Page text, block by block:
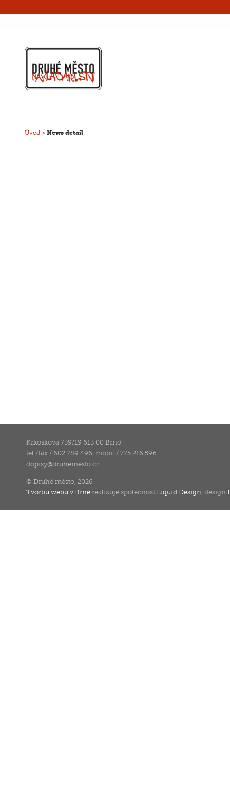
Úvod > News detail
Krkoškova 739/19 613 00 Brno
tel./fax / 602 789 496, mobil / 775 216 596
dopisy@druhemesto.cz
© Druhé město, 2026
Tvorbu webu v Brně realizuje společnostLiquid Design , design